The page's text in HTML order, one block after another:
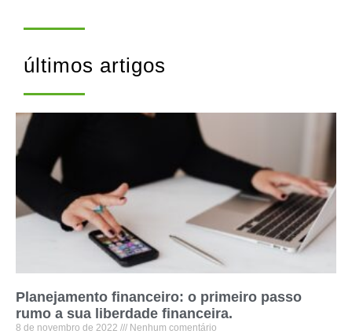
últimos artigos
Planejamento financeiro: o primeiro passo
rumo a sua liberdade financeira.
8 de novembro de 2022 Nenhum comentário